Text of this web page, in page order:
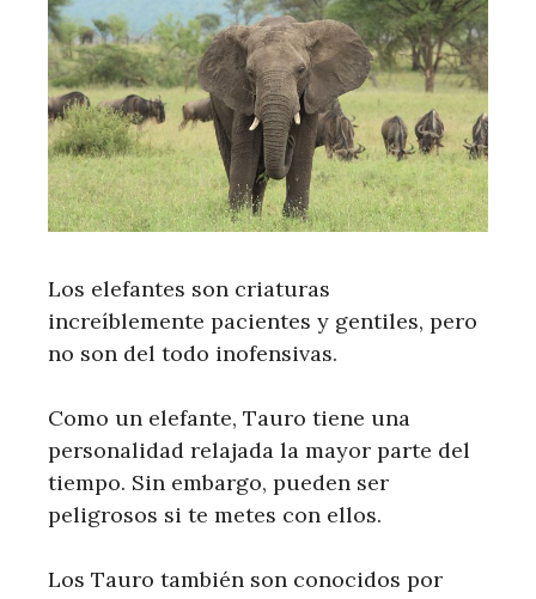
Los elefantes son criaturas
increíblemente pacientes y gentiles, pero
no son del todo inofensivas.
Como un elefante, Tauro tiene una
personalidad relajada la mayor parte del
tiempo. Sin embargo, pueden ser
peligrosos si te metes con ellos.
Los Tauro también son conocidos por